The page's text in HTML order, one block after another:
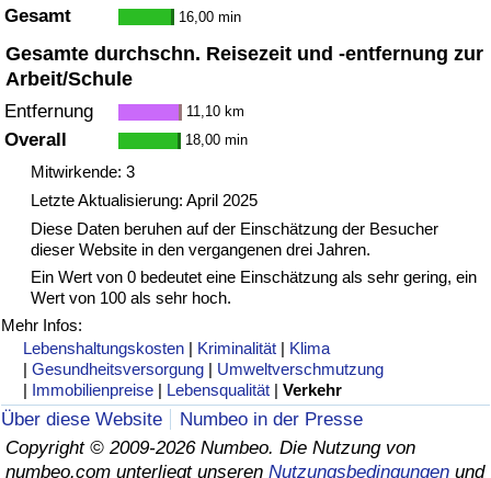
Gesamt 16,00 min
Gesamte durchschn. Reisezeit und -entfernung zur
Arbeit/Schule
Entfernung 11,10 km
Overall 18,00 min
Mitwirkende: 3
Letzte Aktualisierung: April 2025
Diese Daten beruhen auf der Einschätzung der Besucher
dieser Website in den vergangenen drei Jahren.
Ein Wert von 0 bedeutet eine Einschätzung als sehr gering, ein
Wert von 100 als sehr hoch.
Mehr Infos:
Lebenshaltungskosten | Kriminalität | Klima
|Gesundheitsversorgung | Umweltverschmutzung
| Immobilienpreise | Lebensqualität |Verkehr
Über diese Website
Numbeo in der Presse
Copyright © 2009-2026 Numbeo. Die Nutzung von
numbeo.com unterliegt unseren Nutzungsbedingungen und
Verkehrs-Index nach Land